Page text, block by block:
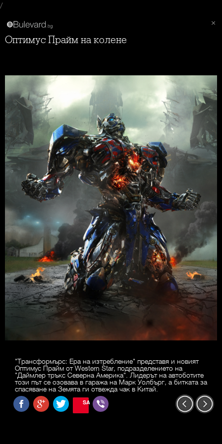
/
Оптимус Прайм на колене
"Трансформърс: Ера на изтребление" представя и новият
Оптимус Прайм от Western Star, подразделението на
"Даймлер тръкс Северна Америка". Лидерът на автоботите
този път се озовава в гаража на Марк Уолбърг, а битката за
спасяване на Земята ги отвежда чак в Китай.
SAVE